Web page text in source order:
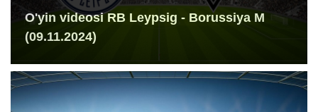
O'yin videosi RB Leypsig - Borussiya M
(09.11.2024)